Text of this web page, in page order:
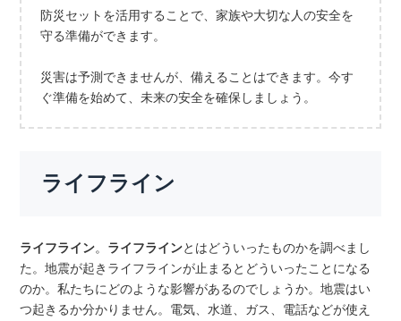
防災セットを活用することで、家族や大切な人の安全を
守る準備ができます。
災害は予測できませんが、備えることはできます。今す
ぐ準備を始めて、未来の安全を確保しましょう。
ライフライン
ライフライン。 ライフラインとはどういったものかを調べまし
た。地震が起きライフラインが止まるとどういったことになる
のか。私たちにどのような影響があるのでしょうか。地震はい
つ起きるか分かりません。電気、水道、ガス、電話などが使え